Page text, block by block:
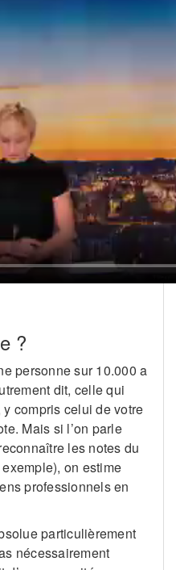
?
personne sur 10.000 a
dit, celle qui
compris celui de votre
Mais si l’on parle
les notes du
on estime
professionnels en
particulièrement
nécessairement